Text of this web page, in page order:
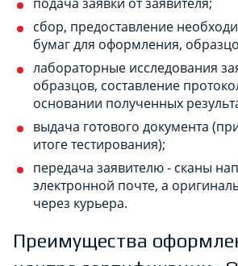
сбор, предоставление
бумаг для оформления,
лабораторные исследования
образцов, составление
основании полученных
выдача готового документа
итоге тестирования);
передача заявителю - сканы
электронной почте, а
через курьера.
Преимущества